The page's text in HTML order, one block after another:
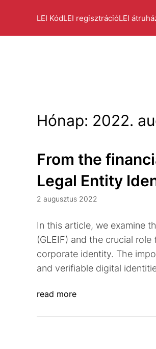
LEI KódLEI regisztrációLEI
Hónap: 2022.
From the
Legal Entity
2 augusztus 2022
In this article, we examine
(GLEIF) and the crucial
corporate identity. The
and verifiable digital
read more